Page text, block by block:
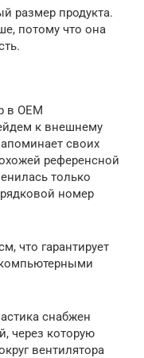
размер продукта.
потому что она
в OEM
к внешнему
своих
референсной
только
номер
что гарантирует
снабжен
через которую
вентилятора